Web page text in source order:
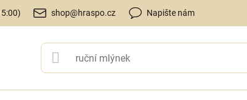
shop@hraspo.cz Napište nám